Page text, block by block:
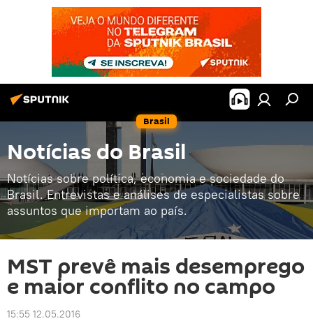
Brasil
Notícias do Brasil
Notícias sobre política, economia e sociedade do
Brasil. Entrevistas e análises de especialistas sobre
assuntos que importam ao país.
MST prevê mais desemprego
e maior conflito no campo
15:55 12.05.2016